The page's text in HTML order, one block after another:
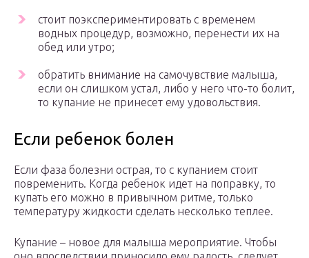
стоит поэкспериментировать с временем
водных процедур, возможно, перенести их на
обед или утро;
обратить внимание на самочувствие малыша,
если он слишком устал, либо у него что-то болит,
то купание не принесет ему удовольствия.
Если ребенок болен
Если фаза болезни острая, то с купанием стоит
повременить. Когда ребенок идет на поправку, то
купать его можно в привычном ритме, только
температуру жидкости сделать несколько теплее.
Купание – новое для малыша мероприятие. Чтобы